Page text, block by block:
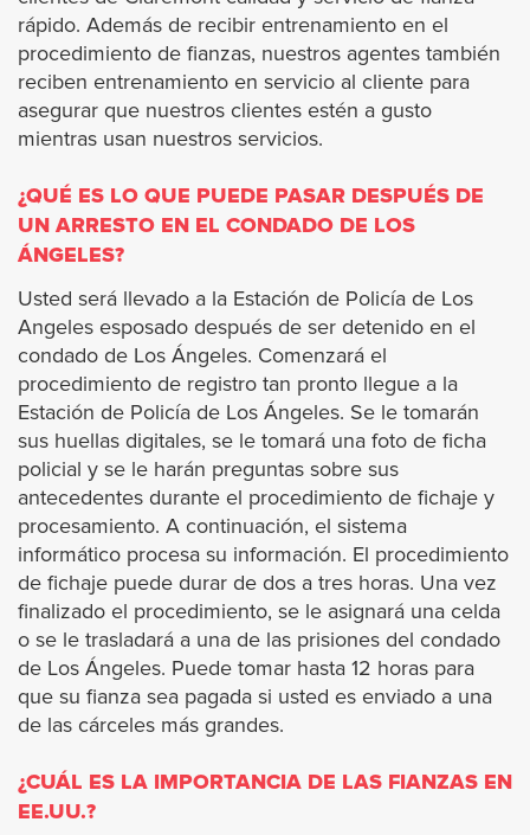
Pico Rivera
Palos Verdes Estates
Pomona
Rancho Palos Verdes
Rolling Hills
Rolling Hills Estates
Rosemead
Santa Clarita
San Dimas
Santa Fe Springs
San Gabriel
San Fernando
rápido. Además de recibir entrenamiento en el
procedimiento de fianzas, nuestros agentes también
reciben entrenamiento en servicio al cliente para
asegurar que nuestros clientes estén a gusto
mientras usan nuestros servicios.
¿QUÉ ES LO QUE PUEDE PASAR DESPUÉS DE
UN ARRESTO EN EL CONDADO DE LOS
ÁNGELES?
Usted será llevado a la Estación de Policía de Los
Angeles esposado después de ser detenido en el
condado de Los Ángeles. Comenzará el
procedimiento de registro tan pronto llegue a la
Estación de Policía de Los Ángeles. Se le tomarán
sus huellas digitales, se le tomará una foto de ficha
policial y se le harán preguntas sobre sus
antecedentes durante el procedimiento de fichaje y
procesamiento. A continuación, el sistema
informático procesa su información. El procedimiento
de fichaje puede durar de dos a tres horas. Una vez
finalizado el procedimiento, se le asignará una celda
o se le trasladará a una de las prisiones del condado
de Los Ángeles. Puede tomar hasta 12 horas para
que su fianza sea pagada si usted es enviado a una
de las cárceles más grandes.
¿CUÁL ES LA IMPORTANCIA DE LAS FIANZAS EN
EE.UU.?